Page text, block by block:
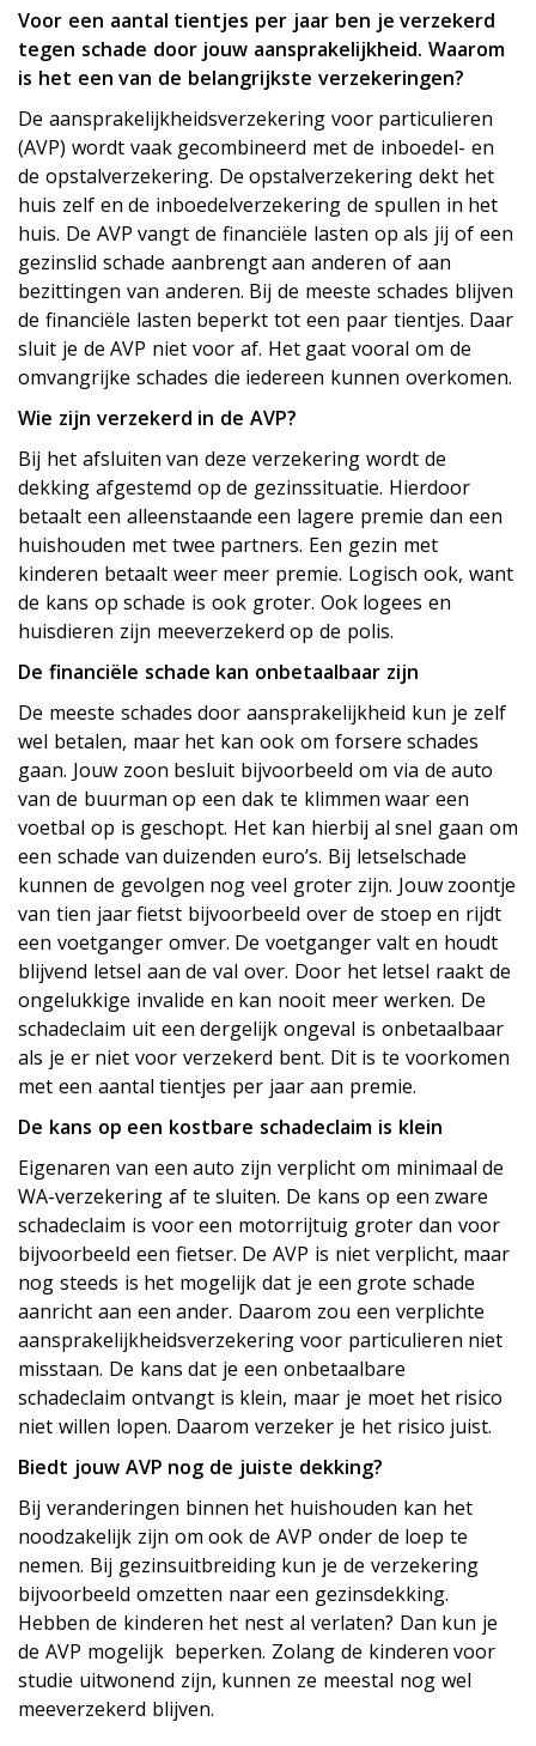
Voor een aantal tientjes per jaar ben je verzekerd
tegen schade door jouw aansprakelijkheid. Waarom
is het een van de belangrijkste verzekeringen?
De aansprakelijkheidsverzekering voor particulieren
(AVP) wordt vaak gecombineerd met de inboedel- en
de opstalverzekering. De opstalverzekering dekt het
huis zelf en de inboedelverzekering de spullen in het
huis. De AVP vangt de financiële lasten op als jij of een
gezinslid schade aanbrengt aan anderen of aan
bezittingen van anderen. Bij de meeste schades blijven
de financiële lasten beperkt tot een paar tientjes. Daar
sluit je de AVP niet voor af. Het gaat vooral om de
omvangrijke schades die iedereen kunnen overkomen.
Wie zijn verzekerd in de AVP?
Bij het afsluiten van deze verzekering wordt de
dekking afgestemd op de gezinssituatie. Hierdoor
betaalt een alleenstaande een lagere premie dan een
huishouden met twee partners. Een gezin met
kinderen betaalt weer meer premie. Logisch ook, want
de kans op schade is ook groter. Ook logees en
huisdieren zijn meeverzekerd op de polis.
De financiële schade kan onbetaalbaar zijn
De meeste schades door aansprakelijkheid kun je zelf
wel betalen, maar het kan ook om forsere schades
gaan. Jouw zoon besluit bijvoorbeeld om via de auto
van de buurman op een dak te klimmen waar een
voetbal op is geschopt. Het kan hierbij al snel gaan om
een schade van duizenden euro’s. Bij letselschade
kunnen de gevolgen nog veel groter zijn. Jouw zoontje
van tien jaar fietst bijvoorbeeld over de stoep en rijdt
een voetganger omver. De voetganger valt en houdt
blijvend letsel aan de val over. Door het letsel raakt de
ongelukkige invalide en kan nooit meer werken. De
schadeclaim uit een dergelijk ongeval is onbetaalbaar
als je er niet voor verzekerd bent. Dit is te voorkomen
met een aantal tientjes per jaar aan premie.
De kans op een kostbare schadeclaim is klein
Eigenaren van een auto zijn verplicht om minimaal de
WA-verzekering af te sluiten. De kans op een zware
schadeclaim is voor een motorrijtuig groter dan voor
bijvoorbeeld een fietser. De AVP is niet verplicht, maar
nog steeds is het mogelijk dat je een grote schade
aanricht aan een ander. Daarom zou een verplichte
aansprakelijkheidsverzekering voor particulieren niet
misstaan. De kans dat je een onbetaalbare
schadeclaim ontvangt is klein, maar je moet het risico
niet willen lopen. Daarom verzeker je het risico juist.
Biedt jouw AVP nog de juiste dekking?
Bij veranderingen binnen het huishouden kan het
noodzakelijk zijn om ook de AVP onder de loep te
nemen. Bij gezinsuitbreiding kun je de verzekering
bijvoorbeeld omzetten naar een gezinsdekking.
Hebben de kinderen het nest al verlaten? Dan kun je
de AVP mogelijk beperken. Zolang de kinderen voor
studie uitwonend zijn, kunnen ze meestal nog wel
meeverzekerd blijven.